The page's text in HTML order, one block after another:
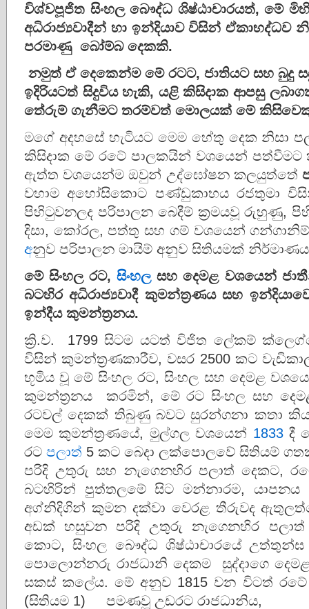
විශ්වපූජිත සිංහල බෞද්ධ ශිෂ්ඨාචාරයත්, මේ
අධිරාජ්‍යවාදීන් හා ඉන්දියාව විසින්
පරමාණු බෝම්බ දෙකකි.
නමුත් ඒ දෙකෙන්ම මේ රටට, ජාතියට සහ බුදු
ඉදිරියටත් සිදුවිය හැකි, යළි කිසිදාක ආපසු
තේරුම් ගැනීමට තරම්වත් මොලයක් මේ
මගේ අදහසේ හැටියට මෙම හේතු දෙක නිසා
කිසිදාක මේ රටේ පාලකයින් වශයෙන්
ඇත්ත වශයෙන්ම ඔවුන් උද්ඝෝෂන කලයුත්තේ
වහාම අහෝසිකොට පණ්ඩුකාභය රජතුමා
පිහිටුවනලද පරිපාලන බෙදීම් ක්‍රමයවූ රුහුණු,
දිසා, කෝරල, පත්තු සහ ගම් වශයෙන්
අනුව පරිපාලන මායිම් අනුව සිතියමක්
මේ සිංහල රට,සිංහල සහ දෙමළ වශයෙන්
බටහිර අධිරාජ්‍යවාදී කුමන්ත්‍රණය සහ
ඉන්දීය කුමන්ත්‍රනය.
ක්‍රි.ව. 1799 සිටම යටත් විජිත ලේකම්
විසින් කුමන්ත්‍රණකාරීව, වසර 2500 කට
භූමිය වූ මේ සිංහල රට, සිංහල සහ දෙමළ
කුමන්ත්‍රනය කරමින්, මේ රට සිංහල සහ
රටවල් දෙකක් තිබුණු බවට සුරන්ගනා කතා
මෙම කුමන්ත්‍රණයේ, මුල්ගල වශයෙන් 1833දී
රට පලාත් 5 කට බෙදා ලක්පොලවේ සිතියම්
පරිදි උතුරු සහ නැගෙනහිර පලාත් දෙකට,
බටහිරින් පුත්තලමේ සිට මන්නාරම, යාපනය
අග්නිදිගින් කුමන දක්වා වෙරළ තීරුවද
අඩක් හසුවන පරිදි උතුරු නැගෙනහිර
කොට, සිංහල බෞද්ධ ශිෂ්ඨාචාරයේ
පොලොන්නරු රාජධානි දෙකම සුද්දාගෙ
සකස් කලේය. මේ අනුව 1815 වන විටත් රටේ
(සිතියම 1) පමණවූ උඩරට රාජධානිය,